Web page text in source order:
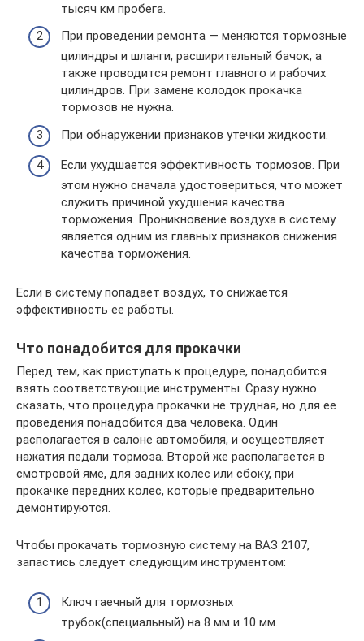
тысяч км пробега.
При проведении ремонта — меняются тормозные
цилиндры и шланги, расширительный бачок, а
также проводится ремонт главного и рабочих
цилиндров. При замене колодок прокачка
тормозов не нужна.
При обнаружении признаков утечки жидкости.
Если ухудшается эффективность тормозов. При
этом нужно сначала удостовериться, что может
служить причиной ухудшения качества
торможения. Проникновение воздуха в систему
является одним из главных признаков снижения
качества торможения.
Если в систему попадает воздух, то снижается
эффективность ее работы.
Что понадобится для прокачки
Перед тем, как приступать к процедуре, понадобится
взять соответствующие инструменты. Сразу нужно
сказать, что процедура прокачки не трудная, но для ее
проведения понадобится два человека. Один
располагается в салоне автомобиля, и осуществляет
нажатия педали тормоза. Второй же располагается в
смотровой яме, для задних колес или сбоку, при
прокачке передних колес, которые предварительно
демонтируются.
Чтобы прокачать тормозную систему на ВАЗ 2107,
запастись следует следующим инструментом:
Ключ гаечный для тормозных
трубок(специальный) на 8 мм и 10 мм.